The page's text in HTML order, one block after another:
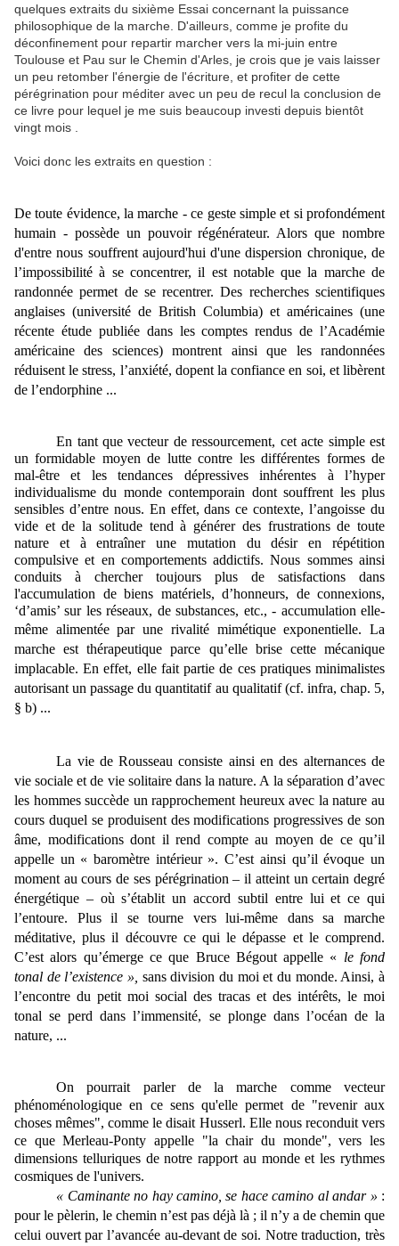
quelques extraits du sixième Essai concernant la puissance
philosophique de la marche. D'ailleurs, comme je profite du
déconfinement pour repartir marcher vers la mi-juin entre
Toulouse et Pau sur le Chemin d'Arles, je crois que je vais laisser
un peu retomber l'énergie de l'écriture, et profiter de cette
pérégrination pour méditer avec un peu de recul la conclusion de
ce livre pour lequel je me suis beaucoup investi depuis bientôt
vingt mois .
Voici donc les extraits en question :
De toute évidence, la marche - ce geste simple et si profondément
humain - possède un pouvoir régénérateur. Alors que nombre
d'entre nous souffrent aujourd'hui d'une dispersion chronique, de
l’impossibilité à se concentrer, il est notable que la marche de
randonnée permet de se recentrer. Des recherches scientifiques
anglaises (université de British Columbia) et américaines (une
récente étude publiée dans les comptes rendus de l’Académie
américaine des sciences) montrent ainsi que les randonnées
réduisent le stress, l’anxiété, dopent la confiance en soi, et libèrent
de l’endorphine ...
En tant que vecteur de ressourcement, cet acte simple est
un formidable moyen de lutte contre lesdifférentes formes de
mal-être et lestendances dépressives inhérentes à l’hyper
individualisme du monde contemporain dont souffrent les plus
sensibles d’entre nous. En effet, dans ce contexte, l’angoisse du
vide et de la solitude tend à générer des frustrations de toute
nature et à entraîner une mutation du désir en répétition
compulsive et en comportements addictifs. Nous sommes ainsi
conduits à chercher toujours plus de satisfactions dans
l'accumulation de biens matériels, d’honneurs, de connexions,
‘d’amis’ sur les réseaux, de substances, etc., - accumulation elle-
même alimentée par une rivalité mimétique exponentielle. La
marche est thérapeutique parce qu’elle brise cette mécanique
implacable. En effet, elle fait partie de ces pratiques minimalistes
autorisant un passage du quantitatif au qualitatif (cf. infra, chap. 5,
§ b) ...
La vie de Rousseau consiste ainsi en des alternances de
vie sociale et de vie solitaire dans la nature. A la séparation d’avec
les hommes succède un rapprochement heureux avec la nature au
cours duquel se produisent des modifications progressives de son
âme, modifications dont il rend compte au moyen de ce qu’il
appelle un « baromètre intérieur ». C’est ainsi qu’il évoque un
moment au cours de ses pérégrination – il atteint un certain degré
énergétique – où s’établit un accord subtil entre lui et ce qui
l’entoure. Plus il se tourne vers lui-même dans sa marche
méditative, plus il découvre ce qui le dépasse et le comprend.
C’est alors qu’émerge ce que Bruce Bégout appelle « le fond
tonal de l’existence », sans division du moi et du monde. Ainsi, à
l’encontre du petit moi social des tracas et des intérêts, le moi
tonal se perd dans l’immensité, se plonge dans l’océan de la
nature, ...
On pourrait parler de la marche comme vecteur
phénoménologique en ce sens qu'elle permet de "revenir aux
choses mêmes", comme le disait Husserl. Elle nous reconduit vers
ce que Merleau-Ponty appelle "la chair du monde", vers les
dimensions telluriques de notre rapport au monde et les rythmes
cosmiques de l'univers.
« Caminante no hay camino, se hace camino al andar » :
pour le pèlerin, le chemin n’est pas déjà là ; il n’y a de chemin que
celui ouvert par l’avancée au-devant de soi. Notre traduction, très